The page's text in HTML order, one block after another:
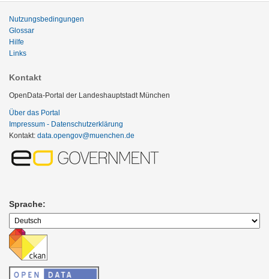
Nutzungsbedingungen
Glossar
Hilfe
Links
Kontakt
OpenData-Portal der Landeshauptstadt München
Über das Portal
Impressum - Datenschutzerklärung
Kontakt: data.opengov@muenchen.de
Sprache